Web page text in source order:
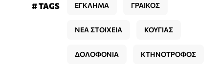
# TAGS ΕΓΚΛΗΜΑ ΓΡΑΙΚΟΣ
ΝΕΑ ΣΤΟΙΧΕΙΑ ΚΟΥΓΙΑΣ
ΔΟΛΟΦΟΝΙΑ ΚΤΗΝΟΤΡΟΦΟΣ